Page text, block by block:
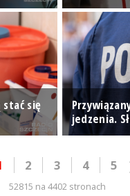
stać się
jedzenia.
2 3 4 5
52815 na 4402 stronach